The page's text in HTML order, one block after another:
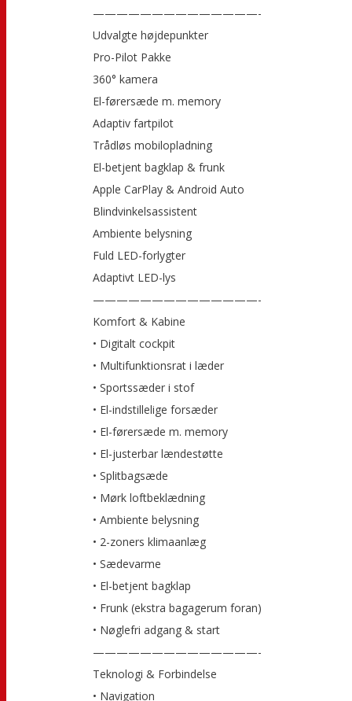
——————————————-
Udvalgte højdepunkter
Pro-Pilot Pakke
360° kamera
El-førersæde m. memory
Adaptiv fartpilot
Trådløs mobilopladning
El-betjent bagklap & frunk
Apple CarPlay & Android Auto
Blindvinkelsassistent
Ambiente belysning
Fuld LED-forlygter
Adaptivt LED-lys
——————————————-
Komfort & Kabine
• Digitalt cockpit
• Multifunktionsrat i læder
• Sportssæder i stof
• El-indstillelige forsæder
• El-førersæde m. memory
• El-justerbar lændestøtte
• Splitbagsæde
• Mørk loftbeklædning
• Ambiente belysning
• 2-zoners klimaanlæg
• Sædevarme
• El-betjent bagklap
• Frunk (ekstra bagagerum foran)
• Nøglefri adgang & start
——————————————-
Teknologi & Forbindelse
• Navigation